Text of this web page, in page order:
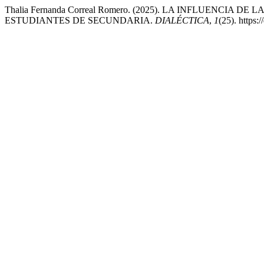
Thalia Fernanda Correal Romero. (2025). LA INFLUENCIA
ESTUDIANTES DE SECUNDARIA. DIALÉCTICA, 1(25).